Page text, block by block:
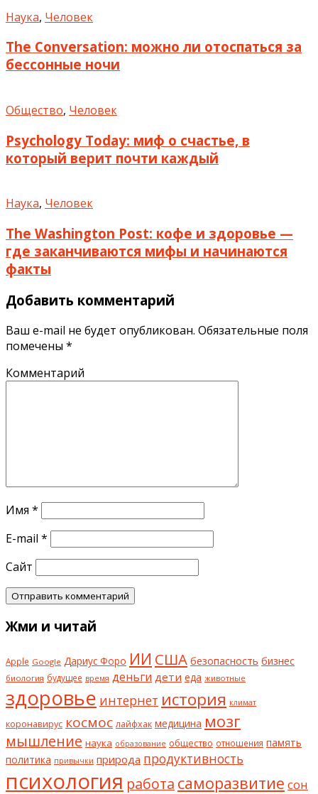
Наука, Человек
The Conversation: можно ли отоспаться за
бессонные ночи
Общество, Человек
Psychology Today: миф о счастье, в
который верит почти каждый
Наука, Человек
The Washington Post: кофе и здоровье —
где заканчиваются мифы и начинаются
факты
Добавить комментарий
Ваш e-mail не будет опубликован. Обязательные поля
помечены *
Комментарий
Имя *
E-mail *
Сайт
Жми и читай
Apple Google Дариус Форо ИИ США безопасность бизнес
биология будущее время деньги дети еда животные
здоровье интернет история климат
коронавирус космос лайфхак медицина мозг
мышление наука образование общество отношения память
политика привычки природа продуктивность
психология работа саморазвитие сон